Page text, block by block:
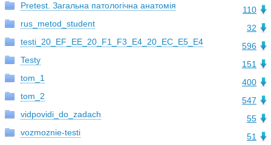
110
Pretest. Загальна патологічна анатомія
32
rus_metod_student
596
testi_20_EF_EE_20_F1_F3_E4_20_EC_E5_E4
151
Testy
400
tom_1
547
tom_2
55
vidpovidi_do_zadach
51
vozmoznie-testi